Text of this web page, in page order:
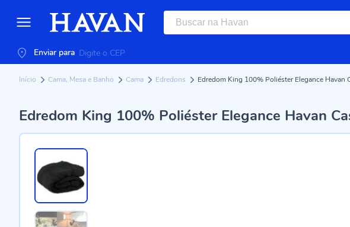
Enviar para
Início Cama, Mesa e Banho Cama Edredons Edredom King 100% Poliéster Elegance Havan
Edredom King 100% Poliéster Elegance Havan